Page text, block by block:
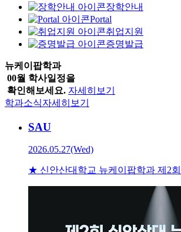
장학안내
Portal
취업지원
증명발급
뉴케이팝학과
00월 학사일정을
확인해보세요. 자세히보기
학과소식자세히보기
SAU
2026.05.27(Wed)
★ 신안산대학교 뉴케이팝학과 제2